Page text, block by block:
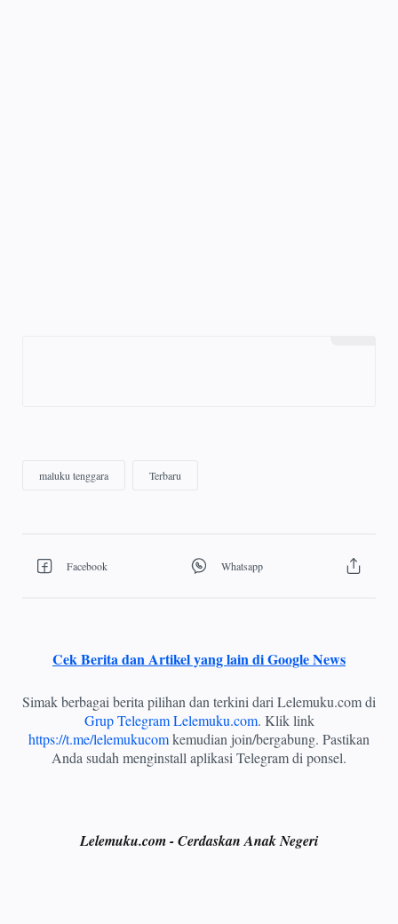
Cek Berita dan Artikel yang lain di Google News
Simak berbagai berita pilihan dan terkini dari Lelemuku.com di
Grup Telegram Lelemuku.com. Klik link
https://t.me/lelemukucomkemudian join/bergabung. Pastikan
Anda sudah menginstall aplikasi Telegram di ponsel.
Lelemuku.com - Cerdaskan Anak Negeri